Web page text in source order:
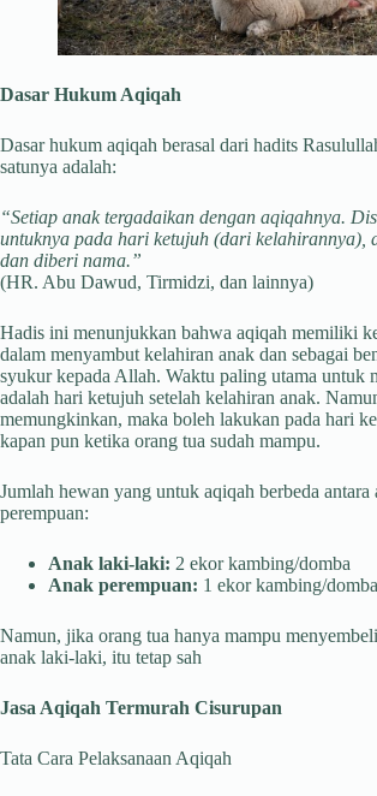
Dasar Hukum Aqiqah
Dasar hukum aqiqah berasal dari hadits
satunya adalah:
“Setiap anak tergadaikan dengan aqiqahnya.
untuknya pada hari ketujuh (dari kelahirannya),
dan diberi nama.”
(HR. Abu Dawud, Tirmidzi, dan lainnya)
Hadis ini menunjukkan bahwa aqiqah memiliki
dalam menyambut kelahiran anak dan sebagai
syukur kepada Allah. Waktu paling utama untuk
adalah hari ketujuh setelah kelahiran anak.
memungkinkan, maka boleh lakukan pada hari
kapan pun ketika orang tua sudah mampu.
Jumlah hewan yang untuk aqiqah berbeda
perempuan:
Anak laki-laki: 2 ekor kambing/domba
Anak perempuan: 1 ekor kambing/domba
Namun, jika orang tua hanya mampu
anak laki-laki, itu tetap sah
Jasa Aqiqah Termurah Cisurupan
Tata Cara Pelaksanaan Aqiqah